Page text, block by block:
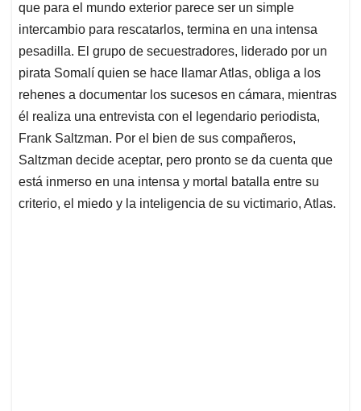
que para el mundo exterior parece ser un simple
intercambio para rescatarlos, termina en una intensa
pesadilla. El grupo de secuestradores, liderado por un
pirata Somalí quien se hace llamar Atlas, obliga a los
rehenes a documentar los sucesos en cámara, mientras
él realiza una entrevista con el legendario periodista,
Frank Saltzman. Por el bien de sus compañeros,
Saltzman decide aceptar, pero pronto se da cuenta que
está inmerso en una intensa y mortal batalla entre su
criterio, el miedo y la inteligencia de su victimario, Atlas.